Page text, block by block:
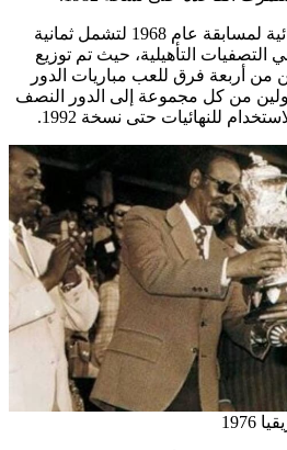
تم توسيع شكل البطولة النهائية لمسابقة عام 1968 لتشمل ثمانية
المشاركة في التصفيات التأهيلية، حيث تم توزيع
من أربعة فرق للعب مباريات الدور
من كل مجموعة إلى الدور النصف
للنهائيات حتى نسخة 1992.